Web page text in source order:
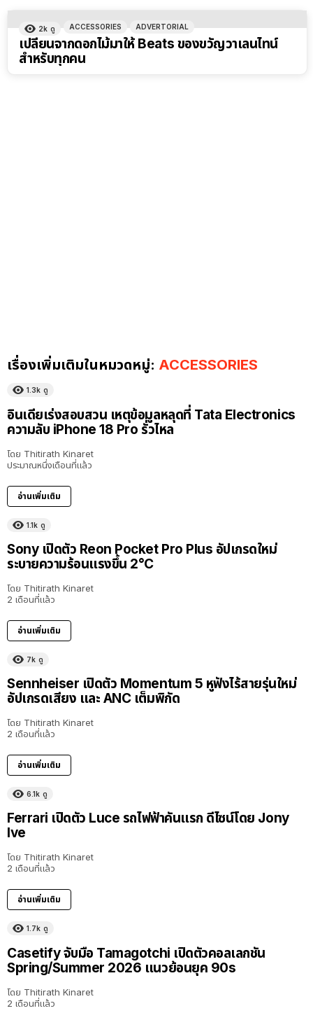
2k ดู ACCESSORIES ADVERTORIAL
เปลี่ยนจากดอกไม้มาให้ Beats ของขวัญวาเลนไทน์
สำหรับทุกคน
เรื่องเพิ่มเติมในหมวดหมู่: ACCESSORIES
1.3k ดู
อินเดียเร่งสอบสวน เหตุข้อมูลหลุดที่ Tata Electronics
ความลับ iPhone 18 Pro รั่วไหล
โดย Thitirath Kinaret
ประมาณหนึ่งเดือนที่แล้ว
อ่านเพิ่มเติม
1.1k ดู
Sony เปิดตัว Reon Pocket Pro Plus อัปเกรดใหม่
ระบายความร้อนแรงขึ้น 2°C
โดย Thitirath Kinaret
2 เดือนที่แล้ว
อ่านเพิ่มเติม
7k ดู
Sennheiser เปิดตัว Momentum 5 หูฟังไร้สายรุ่นใหม่
อัปเกรดเสียง และ ANC เต็มพิกัด
โดย Thitirath Kinaret
2 เดือนที่แล้ว
อ่านเพิ่มเติม
6.1k ดู
Ferrari เปิดตัว Luce รถไฟฟ้าคันแรก ดีไซน์โดย Jony
Ive
โดย Thitirath Kinaret
2 เดือนที่แล้ว
อ่านเพิ่มเติม
1.7k ดู
Casetify จับมือ Tamagotchi เปิดตัวคอลเลกชัน
Spring/Summer 2026 แนวย้อนยุค 90s
โดย Thitirath Kinaret
2 เดือนที่แล้ว